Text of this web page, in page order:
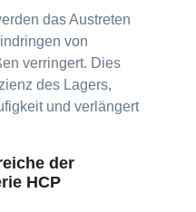
das Austreten
von
verringert. Dies
des Lagers,
und verlängert
der
HCP